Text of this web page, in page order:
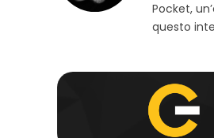
Pocket,
questo